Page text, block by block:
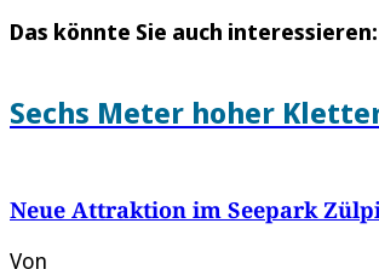
Das könnte Sie auch interessieren:
Sechs Meter hoher
Neue Attraktion im Seepark
Von